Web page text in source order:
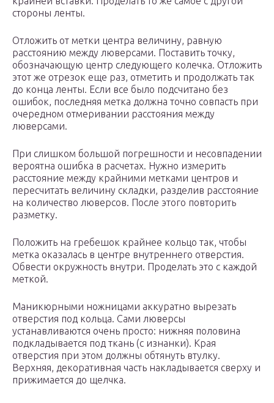
стороны ленты.
Отложить от метки центра величину, равную
расстоянию между люверсами. Поставить точку,
обозначающую центр следующего колечка. Отложить
этот же отрезок еще раз, отметить и продолжать так
до конца ленты. Если все было подсчитано без
ошибок, последняя метка должна точно совпасть при
очередном отмеривании расстояния между
люверсами.
При слишком большой погрешности и несовпадении
вероятна ошибка в расчетах. Нужно измерить
расстояние между крайними метками центров и
пересчитать величину складки, разделив расстояние
на количество люверсов. После этого повторить
разметку.
Положить на гребешок крайнее кольцо так, чтобы
метка оказалась в центре внутреннего отверстия.
Обвести окружность внутри. Проделать это с каждой
меткой.
Маникюрными ножницами аккуратно вырезать
отверстия под кольца. Сами люверсы
устанавливаются очень просто: нижняя половина
подкладывается под ткань (с изнанки). Края
отверстия при этом должны обтянуть втулку.
Верхняя, декоративная часть накладывается сверху и
прижимается до щелчка.